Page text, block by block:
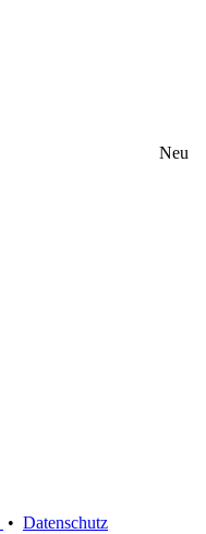
Neu
• Datenschutz